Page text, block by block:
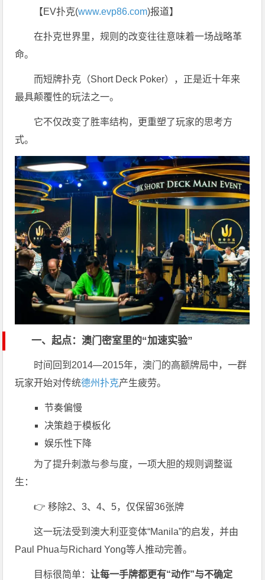
【EV扑克(www.evp86.com)报道】
在扑克世界里，规则的改变往往意味着一场战略革
命。
而短牌扑克（Short Deck Poker），正是近十年来
最具颠覆性的玩法之一。
它不仅改变了胜率结构，更重塑了玩家的思考方
式。
一、起点：澳门密室里的“加速实验”
时间回到2014—2015年， 澳门 的高额牌局中，一群
玩家开始对传统德州扑克产生疲劳。
节奏偏慢
决策趋于模板化
娱乐性下降
为了提升刺激与参与度，一项大胆的规则调整诞
生：
👉 移除2、3、4、5，仅保留36张牌
这一玩法受到澳大利亚变体“Manila”的启发，并由
Paul Phua与Richard Yong等人推动完善。
目标很简单：让每一手牌都更有“动作”与不确定